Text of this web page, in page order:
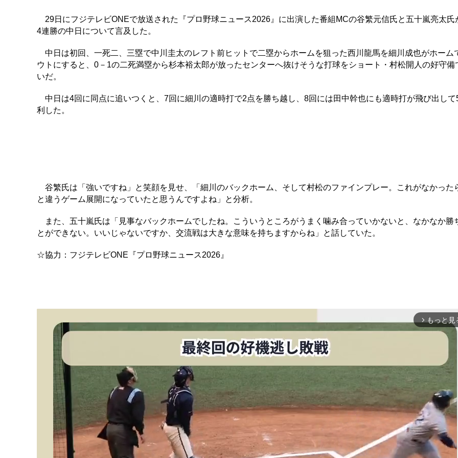
29日にフジテレビONEで放送された『プロ野球ニュース2026』に出演した番組MCの谷繁元信氏と五十嵐亮太氏
4連勝の中日について言及した。
中日は初回、一死二、三塁で中川圭太のレフト前ヒットで二塁からホームを狙った西川龍馬を細川成也がホーム
ウトにすると、0－1の二死満塁から杉本裕太郎が放ったセンターへ抜けそうな打球をショート・村松開人の好守備
いだ。
中日は4回に同点に追いつくと、7回に細川の適時打で2点を勝ち越し、8回には田中幹也にも適時打が飛び出して
利した。
谷繁氏は「強いですね」と笑顔を見せ、「細川のバックホーム、そして村松のファインプレー。これがなかった
と違うゲーム展開になっていたと思うんですよね」と分析。
また、五十嵐氏は「見事なバックホームでしたね。こういうところがうまく噛み合っていかないと、なかなか勝
とができない。いいじゃないですか、交流戦は大きな意味を持ちますからね」と話していた。
☆協力：フジテレビONE『プロ野球ニュース2026』
arrow_forward_ios もっと見